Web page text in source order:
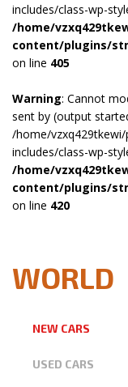
includes/class-wp-
/home/
content/plugins/
on line 405
Warning: Cannot
sent by (output
/home/
includes/class-wp-
/home/
content/plugins/
on line 420
WORLD
NEW CARS
USED CARS